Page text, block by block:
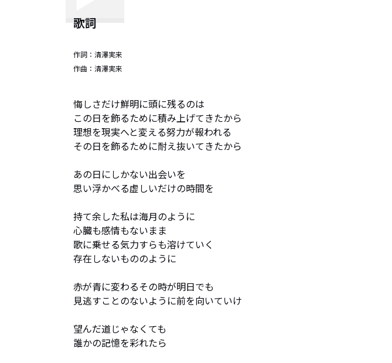
歌詞
作詞： 清澤実来
作曲： 清澤実来
悔しさだけ鮮明に頭に残るのは
この日を飾るために積み上げてきたから
理想を現実へと変える努力が報われる
その日を飾るために耐え抜いてきたから
あの日にしかない出会いを
思い浮かべる虚しいだけの時間を
持て余した私は海月のように
心臓も感情もないまま
歌に乗せる気力すらも溶けていく
存在しないもののように
赤が青に変わるその時が明日でも
見逃すことのないように前を向いていけ
望んだ道じゃなくても
誰かの記憶を彩れたら